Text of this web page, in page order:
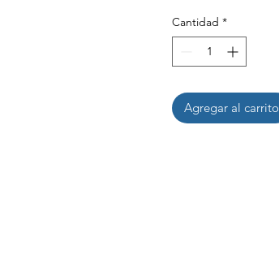
Cantidad *
Agregar al carrito